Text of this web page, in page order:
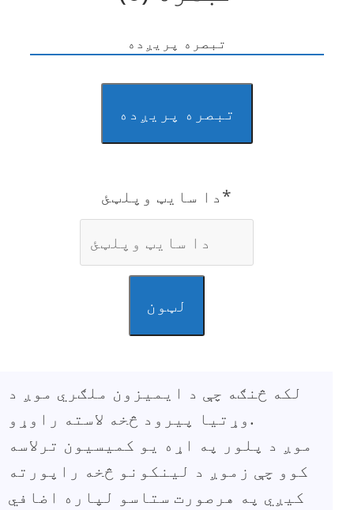
تبصره پریږده
تبصره پریږده
دا سایټ وپلټئ*
لټون
لکه څنګه چې د ایمیزون ملګري موږ د
وړتیا پیرود څخه لاسته راوړو.
موږ د پلور په اړه یو کمیسیون ترلاسه
کوو چې زموږ د لینکونو څخه راپورته
کیږي په هرصورت ستاسو لپاره اضافي